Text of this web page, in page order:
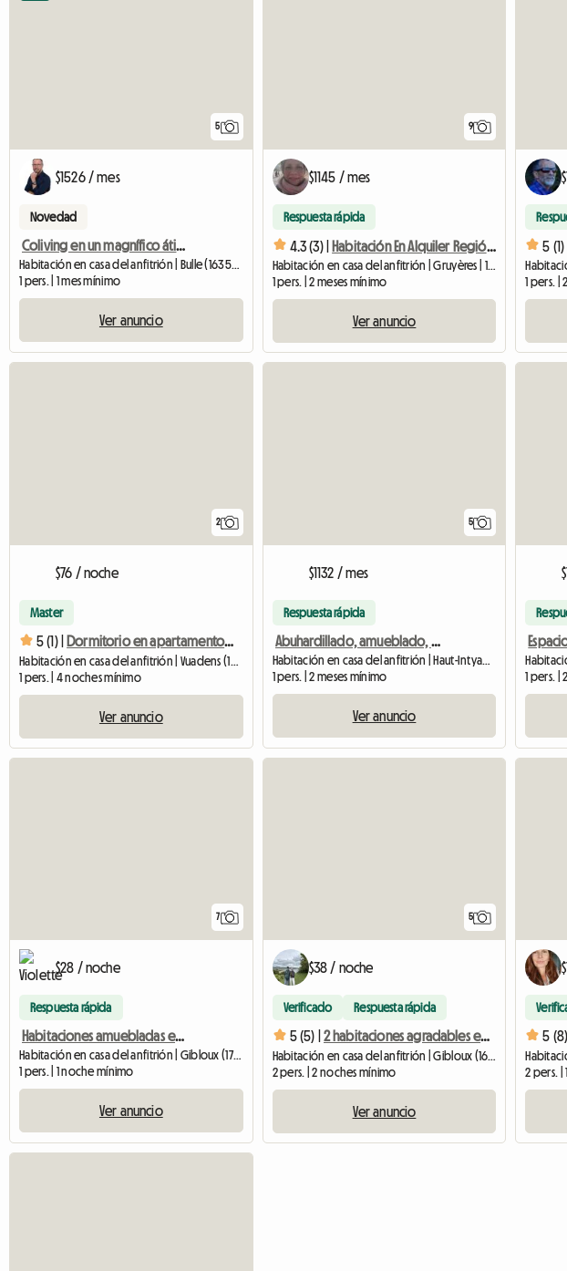
5
$1526 / mes
Novedad
Coliving en un magnífico ático de 130m². Terraza con jacuzzi
Habitación en casa del anfitrión | Bulle (1635) | 13 M2
1 pers. | 1 mes mínimo
Ver anuncio
9
$1145 / mes
Respuesta rápida
4.3 (3) | Habitación En Alquiler Región Gruyèrienne
Habitación en casa del anfitrión | Gruyères | 13 M2
1 pers. | 2 meses mínimo
Ver anuncio
5 (1) |
1 pers. |
2
$76 / noche
Master
5 (1) | Dormitorio en apartamento de 4,5 habitaciones en la planta baja.
1 pers. | 4 noches mínimo
Ver anuncio
5
$1132 / mes
Respuesta rápida
Abuhardillado, amueblado, renovable, flexible, preaviso de 1 mes
1 pers. | 2 meses mínimo
Ver anuncio
1 pers. |
7
$28 / noche
Respuesta rápida
Habitaciones amuebladas en alquiler mensual
Habitación en casa del anfitrión | Gibloux (1726) | 12 M2
1 pers. | 1 noche mínimo
Ver anuncio
5
$38 / noche
Verificado Respuesta rápida
5 (5) | 2 habitaciones agradables en un entorno bucólico
Habitación en casa del anfitrión | Gibloux (1695) | 14 M2
2 pers. | 2 noches mínimo
Ver anuncio
5 (8) |
2 pers. |